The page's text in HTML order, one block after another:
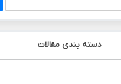
دسته بندی مقالات